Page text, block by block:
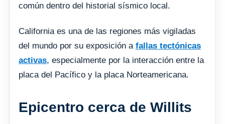
común dentro del historial sísmico local.
California es una de las regiones más vigiladas
del mundo por su exposición a fallas tectónicas
activas, especialmente por la interacción entre la
placa del Pacífico y la placa Norteamericana.
Epicentro cerca de Willits